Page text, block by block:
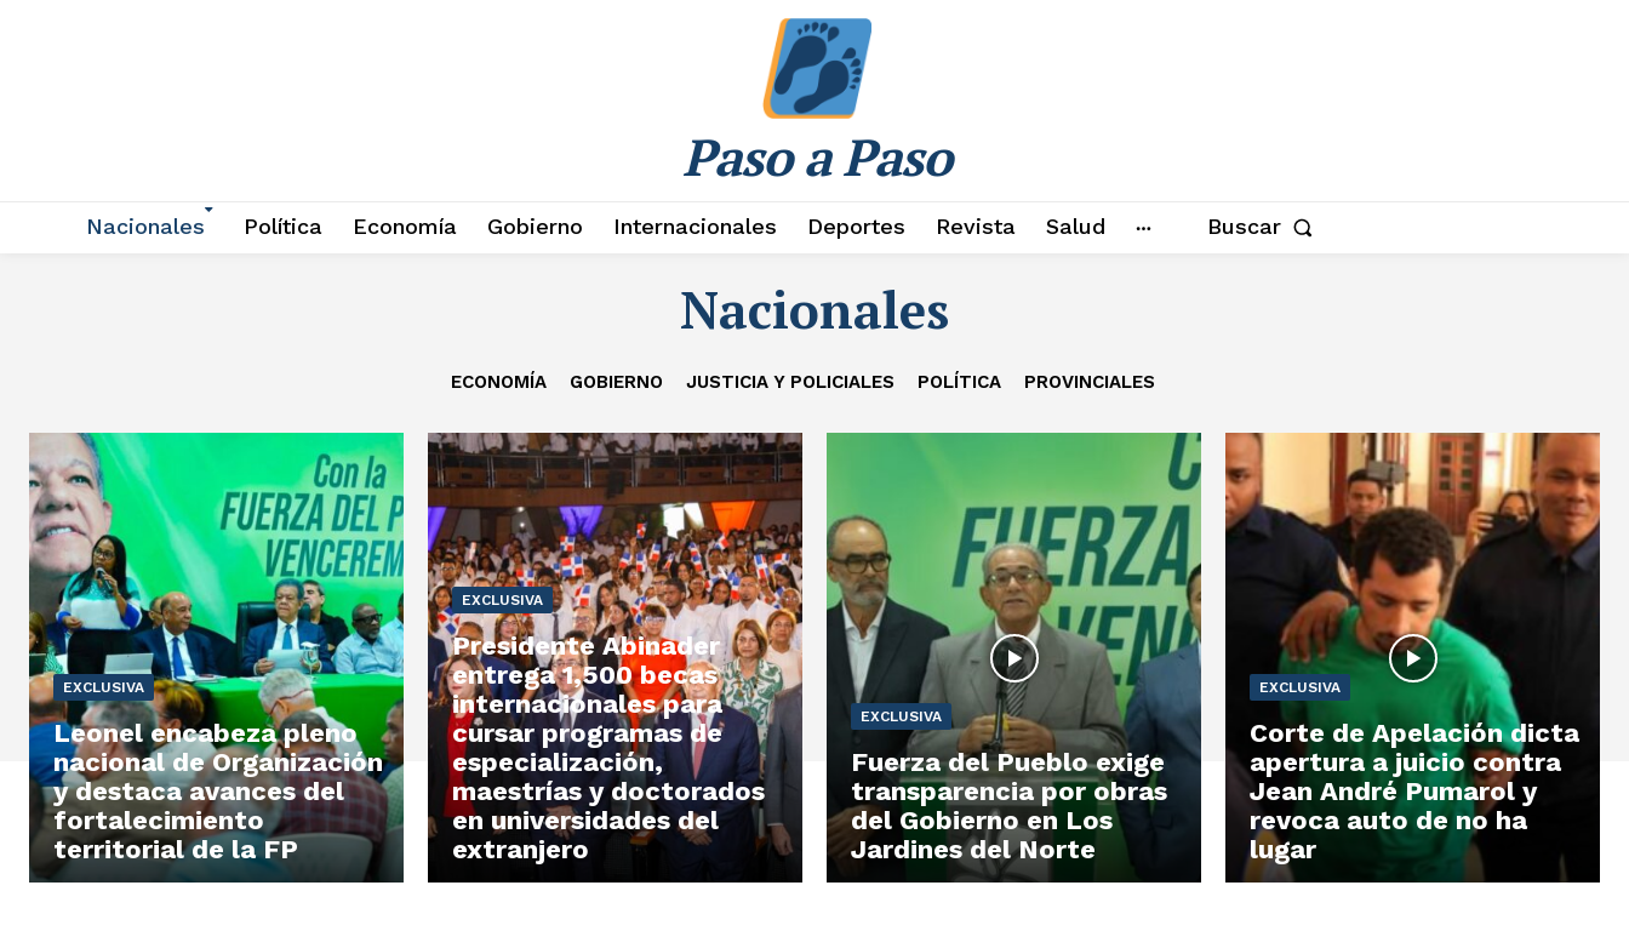
Paso a Paso
Nacionales Política Economía Gobierno Internacionales Deportes Revista Salud Buscar
Nacionales
ECONOMÍA GOBIERNO JUSTICIA Y POLICIALES POLÍTICA PROVINCIALES
EXCLUSIVA
Leonel encabeza pleno
nacional de Organización
y destaca avances del
fortalecimiento
territorial de la FP
EXCLUSIVA
Presidente Abinader
entrega 1,500 becas
internacionales para
cursar programas de
especialización,
maestrías y doctorados
en universidades del
extranjero
EXCLUSIVA
Fuerza del Pueblo exige
transparencia por obras
del Gobierno en Los
Jardines del Norte
EXCLUSIVA
Corte de Apelación dicta
apertura a juicio contra
Jean André Pumarol y
revoca auto de no ha
lugar